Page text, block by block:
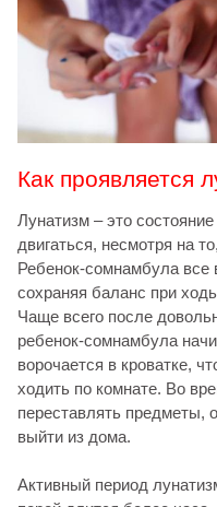
Как проявляется
Лунатизм – это
двигаться, несмотря на
Ребенок-сомнамбула все
сохраняя баланс при
Чаще всего после
ребенок-сомнамбула
ворочается в кроватке,
ходить по комнате. Во
переставлять предметы,
выйти из дома.
Активный период